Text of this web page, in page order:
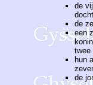
de
de
een
twee
hun
de